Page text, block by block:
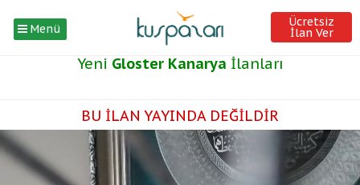
Menü Ücretsiz
İlan Ver
Yeni Gloster Kanarya İlanları
BU İLAN YAYINDA DEĞİLDİR